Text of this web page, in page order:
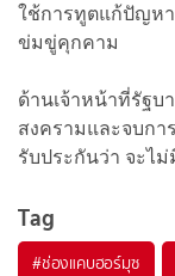
ใช้การทูตแก้ปัญหา
ข่มขู่คุกคาม
ด้านเจ้าหน้าที่รัฐบ
สงครามและจบกา
รับประกันว่า จะไ
Tag
#ช่องแคบฮอร์มุซ